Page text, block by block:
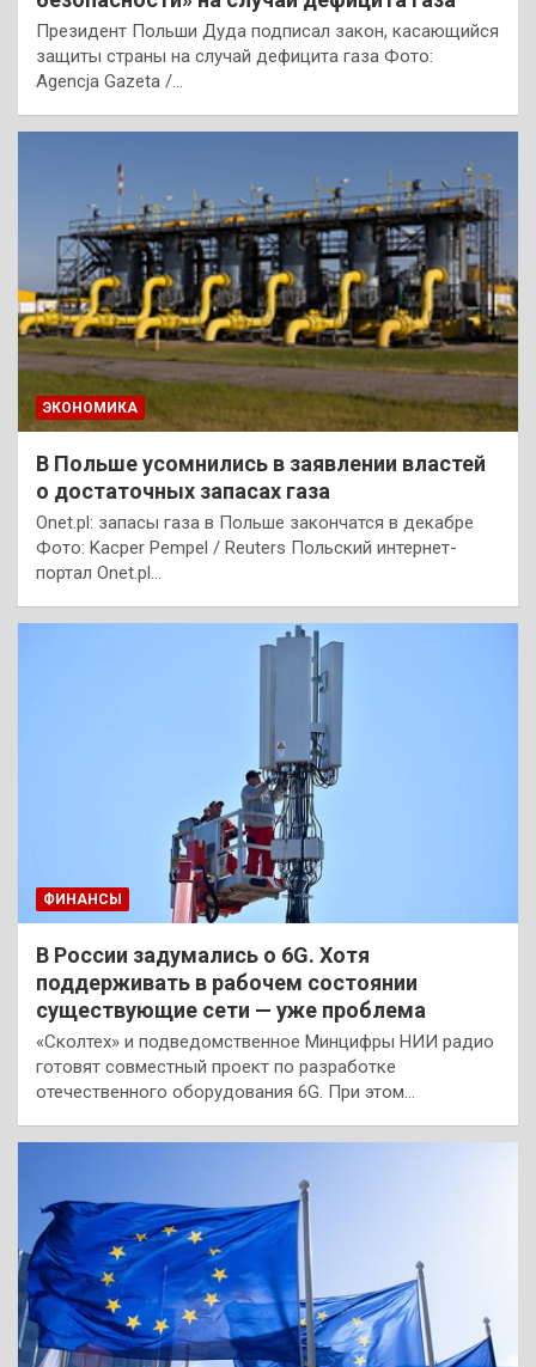
Президент Польши Дуда подписал закон, касающийся
защиты страны на случай дефицита газа Фото:
Agencja Gazeta /…
ЭКОНОМИКА
В Польше усомнились в заявлении властей
о достаточных запасах газа
Onet.pl: запасы газа в Польше закончатся в декабре
Фото: Kacper Pempel / Reuters Польский интернет-
портал Onet.pl…
ФИНАНСЫ
В России задумались о 6G. Хотя
поддерживать в рабочем состоянии
существующие сети — уже проблема
«Сколтех» и подведомственное Минцифры НИИ радио
готовят совместный проект по разработке
отечественного оборудования 6G. При этом…